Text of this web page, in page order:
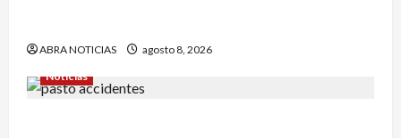
ABRA NOTICIAS
agosto 8, 2026
Noticias